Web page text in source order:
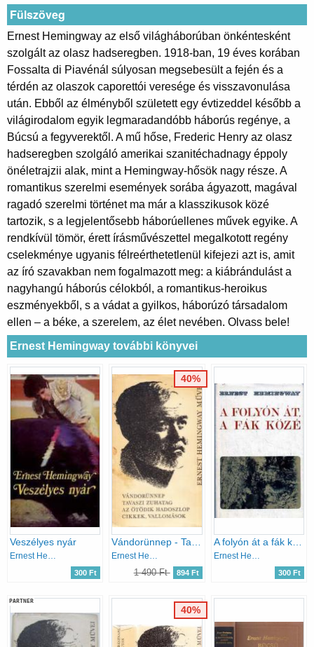
Fülszöveg
Ernest Hemingway az első világháborúban önkéntesként
szolgált az olasz hadseregben. 1918-ban, 19 éves korában
Fossalta di Piavénál súlyosan megsebesült a fején és a
térdén az olaszok caporettói veresége és visszavonulása
után. Ebből az élményből született egy évtizeddel később a
világirodalom egyik legmaradandóbb háborús regénye, a
Búcsú a fegyverektől. A mű hőse, Frederic Henry az olasz
hadseregben szolgáló amerikai szanitéchadnagy éppoly
önéletrajzii alak, mint a Hemingway-hősök nagy része. A
romantikus szerelmi események sorába ágyazott, magával
ragadó szerelmi történet ma már a klasszikusok közé
tartozik, s a legjelentősebb háborúellenes művek egyike. A
rendkívül tömör, érett írásművészettel megalkotott regény
cselekménye ugyanis félreérthetetlenül kifejezi azt is, amit
az író szavakban nem fogalmazott meg: a kiábrándulást a
nagyhangú háborús célokból, a romantikus-heroikus
eszményekből, s a vádat a gyilkos, háborúzó társadalom
ellen – a béke, a szerelem, az élet nevében. Olvass bele!
Ernest Hemingway további könyvei
Veszélyes nyár
Ernest Hemingway
300 Ft
Ernest Hemingway
1 490 Ft 894 Ft
40%
A folyón át a fák közé
Ernest Hemingway
300 Ft
PARTNER
40%